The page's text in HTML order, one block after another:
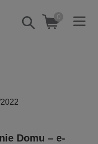
Pokaż/schowaj
wyszukiwarkę
0
Domu – e-